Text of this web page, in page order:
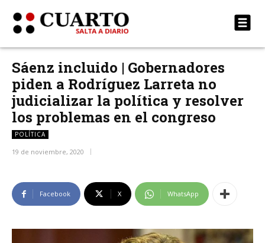
Sáenz incluido | Gobernadores
piden a Rodríguez Larreta no
judicializar la política y resolver
los problemas en el congreso
POLÍTICA
19 de noviembre, 2020
Facebook X WhatsApp